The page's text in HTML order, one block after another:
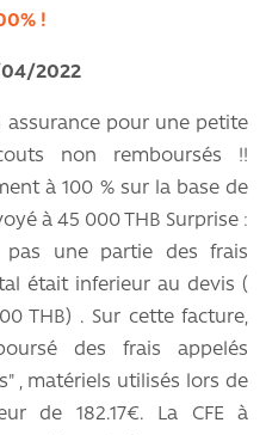
!
2022
pour une petite
non remboursés !!
à 100 % sur la base de
à 45 000 THB Surprise :
pas une partie des frais
était inferieur au devis (
THB) . Sur cette facture,
des frais appelés
, matériels utilisés lors de
de 182.17€. La CFE à